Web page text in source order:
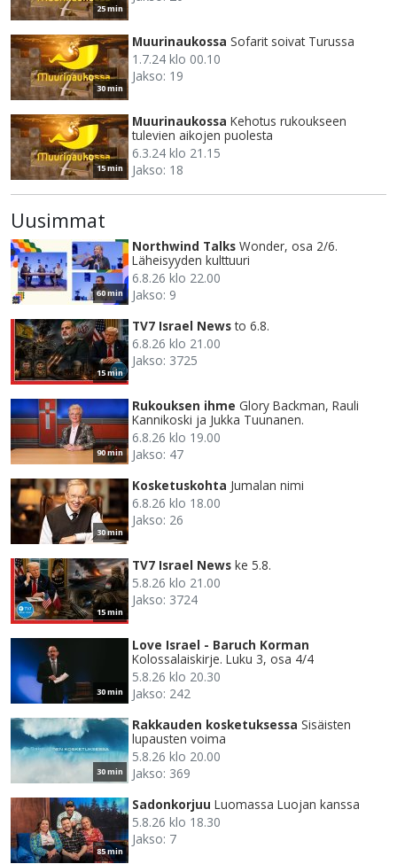
25 min
30 min
Muurinaukossa Sofarit soivat Turussa
1.7.24 klo 00.10
Jakso: 19
15 min
Muurinaukossa Kehotus rukoukseen
tulevien aikojen puolesta
6.3.24 klo 21.15
Jakso: 18
Uusimmat
60 min
Northwind Talks Wonder, osa 2/6.
Läheisyyden kulttuuri
6.8.26 klo 22.00
Jakso: 9
15 min
TV7 Israel News to 6.8.
6.8.26 klo 21.00
Jakso: 3725
90 min
Rukouksen ihme Glory Backman, Rauli
Kannikoski ja Jukka Tuunanen.
6.8.26 klo 19.00
Jakso: 47
30 min
Kosketuskohta Jumalan nimi
6.8.26 klo 18.00
Jakso: 26
15 min
TV7 Israel News ke 5.8.
5.8.26 klo 21.00
Jakso: 3724
30 min
Love Israel - Baruch Korman
Kolossalaiskirje. Luku 3, osa 4/4
5.8.26 klo 20.30
Jakso: 242
30 min
Rakkauden kosketuksessa Sisäisten
lupausten voima
5.8.26 klo 20.00
Jakso: 369
85 min
Sadonkorjuu Luomassa Luojan kanssa
5.8.26 klo 18.30
Jakso: 7